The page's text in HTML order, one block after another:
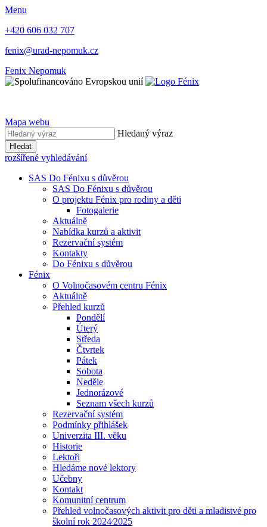
Menu
+420 606 032 707
fenix@urad-nepomuk.cz
Fenix Nepomuk
Mapa webu
Hledaný výraz
Hledat
rozšířené vyhledávání
SAS Do Fénixu s důvěrou
SAS Do Fénixu s důvěrou
O projektu Fénix pro rodiny a děti
Fotogalerie
Aktuálně
Nabídka kurzů a aktivit
Rezervační systém
Kontakty
Do Fénixu s důvěrou
Fénix
O Volnočasovém centru Fénix
Aktuálně
Přehled kurzů
Pondělí
Úterý
Středa
Čtvrtek
Pátek
Sobota
Neděle
Jednorázové
Seznam všech kurzů
Rezervační systém
Podmínky přihlášek
Univerzita III. věku
Historie
Lektoři
Hledáme nové lektory
Učebny
Kontakt
Komunitní centrum
Přehled volnočasových aktivit pro děti a mladistvé pro
školní rok 2024⁄2025